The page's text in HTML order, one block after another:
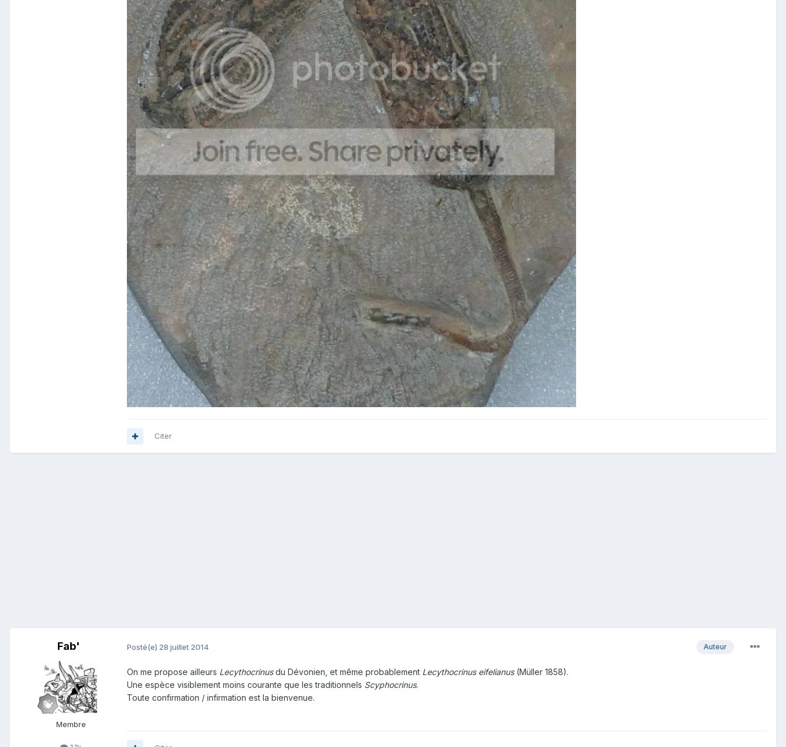
Citer
Fab'
Membre
Auteur
Posté(e) 28 juillet 2014
On me propose ailleurs Lecythocrinusdu Dévonien, et même probablement Lecythocrinus eifelianus(Müller 1858).
Une espèce visiblement moins courante que les traditionnels Scyphocrinus.
Toute confirmation / infirmation est la bienvenue.